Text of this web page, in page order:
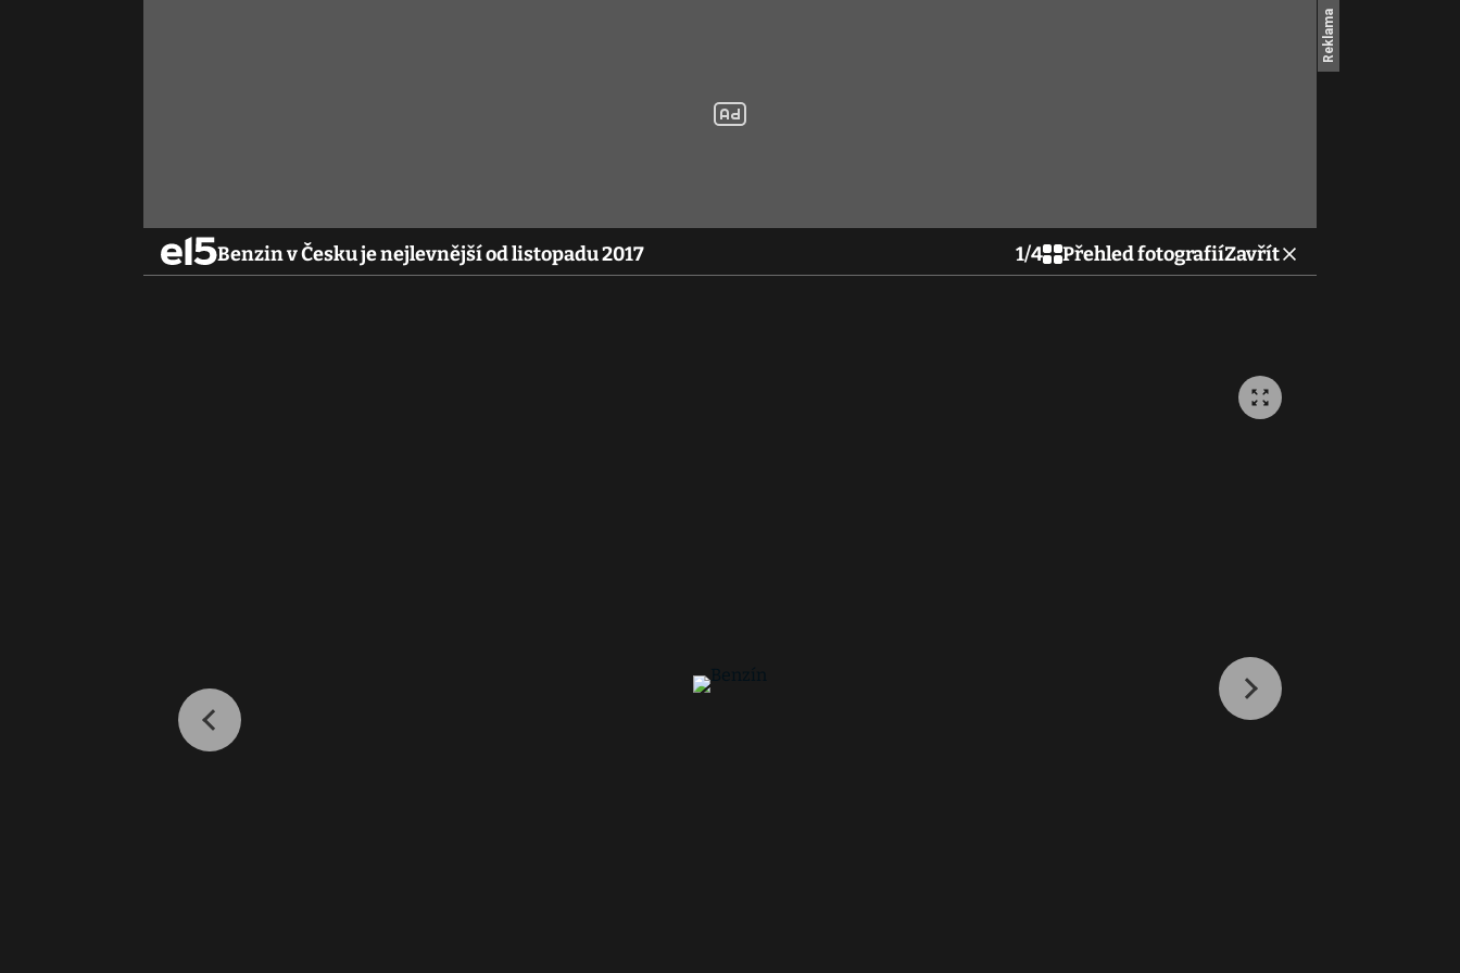
Benzin v Česku je nejlevnější od listopadu 2017 1/4 Přehled fotografiíZavřít